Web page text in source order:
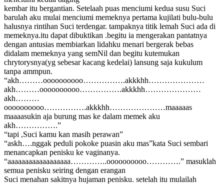
kembar itu bergantian. Setelaah puas menciumi kedua susu Suci
barulah aku mulai menciumi memeknya pertama kujilati bulu-bulu
halusnya rintihan Suci terdengar. tampaknya titik lemah Suci ada di
memeknya.itu dapat dibuktikan .begitu ia mengerakan pantatnya
dengan antusias membiarkan lidahku menari bergerak bebas
didalam memeknya yang semNil dan begitu kutemukan
chrytorysnya(yg sebesar kacang kedelai) lansung saja kukulum
tanpa ammpun.
“akh………oooooooooo…………….akkkhh…………………
akh………oooooooooo…………….akkkhh…………………
akh………
oooooooooo…………….akkkhh…………………maaaaas
maaaasukin aja burung mas ke dalam memek aku
akh…………….”
“tapi ,Suci kamu kan masih perawan”
“askh….nggak peduli pokoke puasin aku mas”kata Suci sembari
menancapkan penisku ke vaginanya.
“aaaaaaaaaaaaaaaaaa…………..oooooooooo………….” masuklah
semua penisku seiring dengan erangan
Suci menahan sakitnya hujaman penisku. setelah itu mulailah